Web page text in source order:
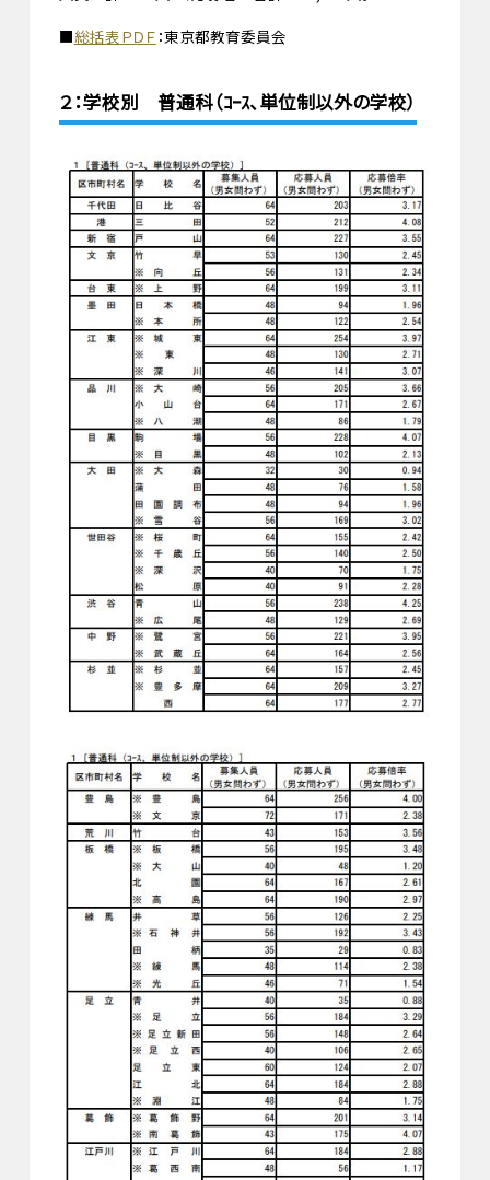
■総括表ＰＤＦ ：東京都教育委員会
２：学校別 普通科（ｺｰｽ、単位制以外の学校）